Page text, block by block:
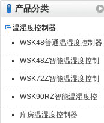
产品分类
温湿度控制器
WSK48普通温湿度控制器
WSK48Z智能温湿度控制
器
WSK72Z智能温湿度控制
器
WSK90RZ智能温湿度控
制器
库房温湿度控制器